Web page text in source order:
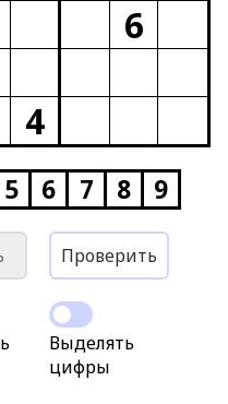
6
4
5 6 7 8 9
Проверить
Выделять
цифры